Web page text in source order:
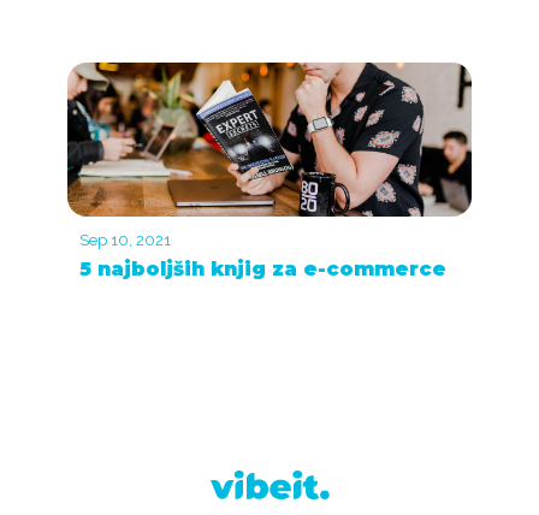
Sep 10, 2021
5 najboljših knjig za e-commerce